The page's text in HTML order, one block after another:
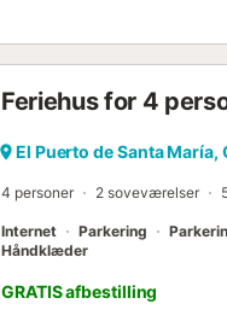
Feriehus for 4
El Puerto de Santa María,
4 personer 2 soveværelser
Internet Parkering
Håndklæder
GRATIS afbestilling